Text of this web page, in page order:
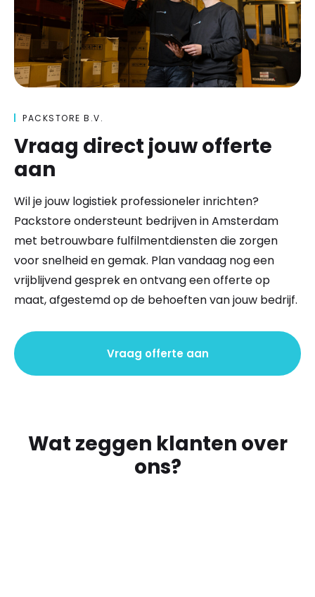
PACKSTORE B.V.
Vraag direct jouw offerte
aan
Wil je jouw logistiek professioneler inrichten?
Packstore ondersteunt bedrijven in Amsterdam
met betrouwbare fulfilmentdiensten die zorgen
voor snelheid en gemak. Plan vandaag nog een
vrijblijvend gesprek en ontvang een offerte op
maat, afgestemd op de behoeften van jouw bedrijf.
Vraag offerte aan
Wat zeggen klanten over
ons?